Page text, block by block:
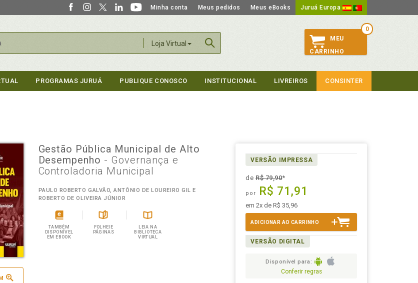
Minha conta Meus pedidos Meus eBooks Juruá Europa
Loja Virtual
0
MEU
CARRINHO
PROGRAMAS JURUÁ PUBLIQUE CONOSCO INSTITUCIONAL LIVREIROS CONSINTER
Gestão Pública Municipal de Alto
Desempenho - Governança e
Controladoria Municipal
PAULO ROBERTO GALVÃO, ANTÔNIO DE LOUREIRO GIL E
ROBERTO DE OLIVEIRA JÚNIOR
TAMBÉM
DISPONÍVEL
EM EBOOK
FOLHEIE
PÁGINAS
LEIA NA
BIBLIOTECA
VIRTUAL
VERSÃO IMPRESSA
deR$ 79,90*
por R$ 71,91
em 2x de R$ 35,96
ADICIONAR AO CARRINHO
VERSÃO DIGITAL
Disponível para:
Conferir regras